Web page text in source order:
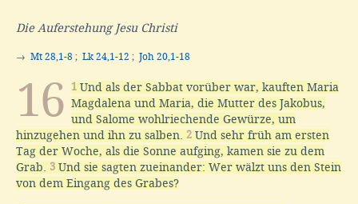
Die Auferstehung Jesu Christi
→ Mt 28,1-8 ; Lk 24,1-12 ; Joh 20,1-18
16 1 Und als der Sabbat vorüber war, kauften Maria
Magdalena und Maria, die Mutter des Jakobus,
und Salome wohlriechende Gewürze, um
hinzugehen und ihn zu salben. 2 Und sehr früh am ersten
Tag der Woche, als die Sonne aufging, kamen sie zu dem
Grab. 3 Und sie sagten zueinander: Wer wälzt uns den Stein
von dem Eingang des Grabes?